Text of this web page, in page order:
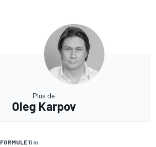
Plus de
Oleg Karpov
FORMULE 11 m